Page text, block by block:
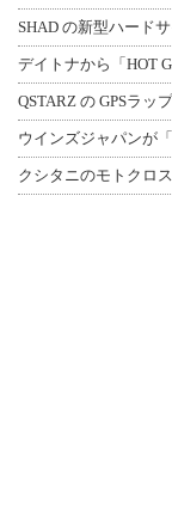
SHAD の新型ハード
デイトナから「HOT
QSTARZ の GPSラッ
ウインズジャパンが